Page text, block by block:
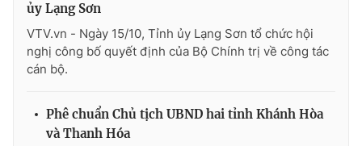
Ðiện thoại Thời báo VTV:
Email:toasoan@vtv.vn
Liên hệ quảng cáo:024-7300.7108
ủy Lạng Sơn
VTV.vn - Ngày 15/10, Tỉnh ủy Lạng Sơn tổ chức hội
nghị công bố quyết định của Bộ Chính trị về công tác
cán bộ.
Phê chuẩn Chủ tịch UBND hai tỉnh Khánh Hòa
và Thanh Hóa